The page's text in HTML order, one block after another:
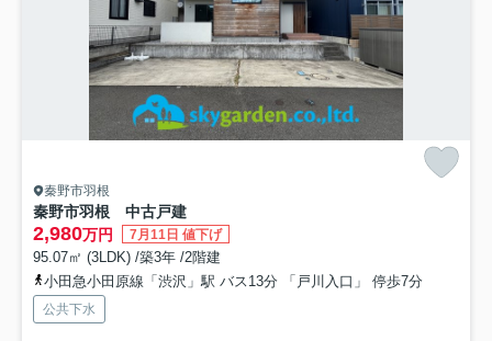
秦野市羽根
秦野市羽根 中古戸建
2,980万円 7月11日 値下げ
95.07㎡ (3LDK) /築3年 /2階建
小田急小田原線「渋沢」駅 バス13分 「戸川入口」 停歩7分
公共下水